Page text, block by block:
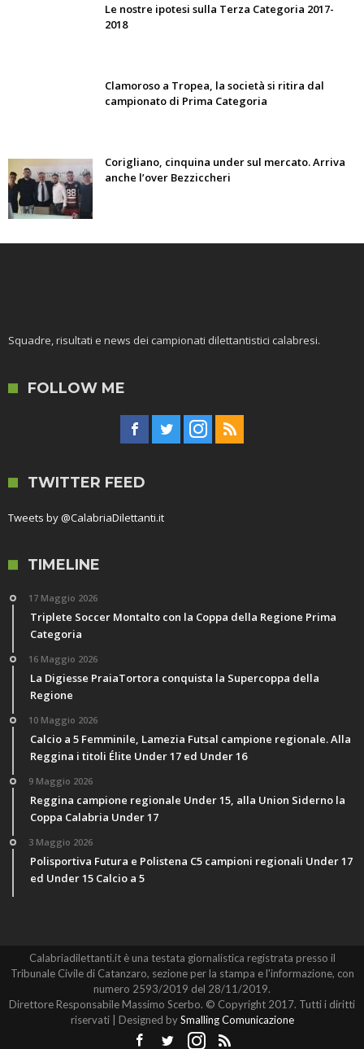
Le nostre ipotesi sulla Terza Categoria 2017-
2018
Clamoroso a Tropea, la società si ritira dal
campionato di Prima Categoria
Corigliano, cinquina under sul mercato. Arriva
anche l’over Bezziccheri
Squadre, risultati e news dei campionati dilettantistici calabresi.
FOLLOW ME
TWITTER FEED
Tweets by @CalabriaDilettanti.it
TIMELINE
17 Maggio 2026
Triplete Soccer Montalto con la Coppa della Regione Prima
Categoria
16 Maggio 2026
La Digiesse PraiaTortora conquista la Supercoppa della
Regione
10 Maggio 2026
Calcio a 5 Femminile, Lamezia Futsal campione regionale. Alla
Reggina i titoli Élite Under 17 ed Under 16
9 Maggio 2026
Reggina campione regionale Under 15, alla Union Siderno la
Coppa Calabria Under 17
3 Maggio 2026
Polisportiva Futura e Polistena C5 campioni regionali Under 17
ed Under 15 Calcio a 5
Calabriadilettanti.it è una testata giornalistica registrata presso il
Tribunale Civile di Catanzaro, sezione per la stampa e l'informazione, con
numero 2593/2019 del 28/11/2019.
Direttore Responsabile Massimo Scerbo. © Copyright 2017. Tutti i diritti
riservati | Designed bySmalling Comunicazione